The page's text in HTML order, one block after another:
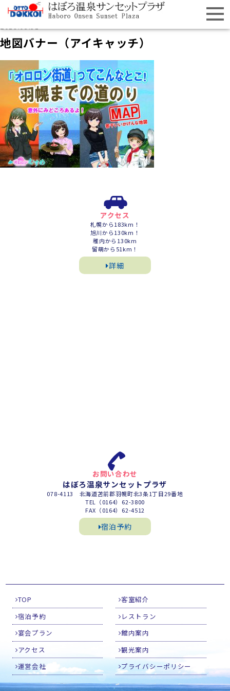
地図バナー（アイキャッチ）
アクセス
札幌から183km！
旭川から130km！
稚内から130km
留萌から51km！
詳細
お問い合わせ
はぼろ温泉サンセットプラザ
078-4113 北海道苫前郡羽幌町北3条1丁目29番地
TEL（0164）62-3800
FAX（0164）62-4512
宿泊予約
TOP
客室紹介
宿泊予約
レストラン
宴会プラン
館内案内
アクセス
観光案内
運営会社
プライバシーポリシー